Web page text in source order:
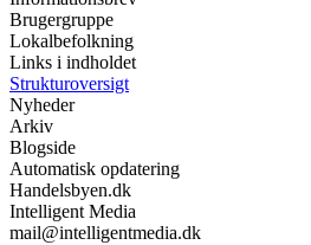
Brugergruppe
Lokalbefolkning
Links i indholdet
Strukturoversigt
Nyheder
Arkiv
Blogside
Automatisk opdatering
Handelsbyen.dk
Intelligent Media
mail@intelligentmedia.dk